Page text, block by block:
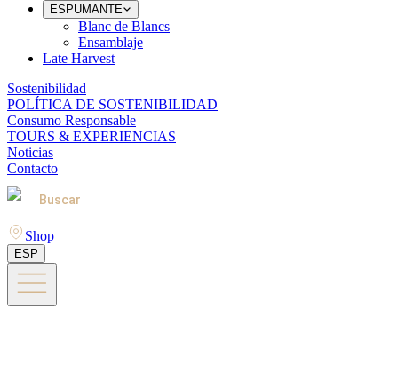
ESPUMANTE
Blanc de Blancs
Ensamblaje
Late Harvest
Sostenibilidad
POLÍTICA DE SOSTENIBILIDAD
Consumo Responsable
TOURS & EXPERIENCIAS
Noticias
Contacto
Buscar
Shop
ESP